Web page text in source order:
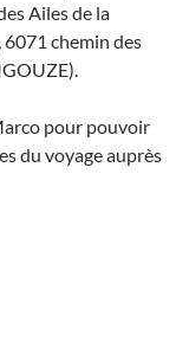
Ailes de la
6071 chemin des
pour pouvoir
du voyage auprès